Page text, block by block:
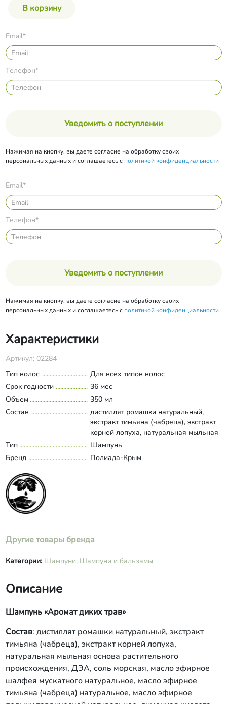
Email*
Телефон*
Уведомить о поступлении
Нажимая на кнопку, вы даете согласие на обработку своих
персональных данных и соглашаетесь с политикой конфиденциальности
Email*
Телефон*
Уведомить о поступлении
Нажимая на кнопку, вы даете согласие на обработку своих
персональных данных и соглашаетесь с политикой конфиденциальности
Характеристики
Артикул: 02284
Тип волос
Для всех типов волос
Срок годности
36 мес
Объем
350 мл
Состав
дистиллят ромашки натуральный,
экстракт тимьяна (чабреца), экстракт
корней лопуха, натуральная мыльная
основа растительного
происхождения, ДЭА, соль морская,
масло эфирное шалфея мускатного
Развернуть состав
Тип
Шампунь
Бренд
Полиада-Крым
Другие товары бренда
Категории: Шампуни, Шампуни и бальзамы
Описание
Шампунь «Аромат диких трав»
Состав: дистиллят ромашки натуральный, экстракт
тимьяна (чабреца), экстракт корней лопуха,
натуральная мыльная основа растительного
происхождения, ДЭА, соль морская, масло эфирное
шалфея мускатного натуральное, масло эфирное
тимьяна (чабреца) натуральное, масло эфирное